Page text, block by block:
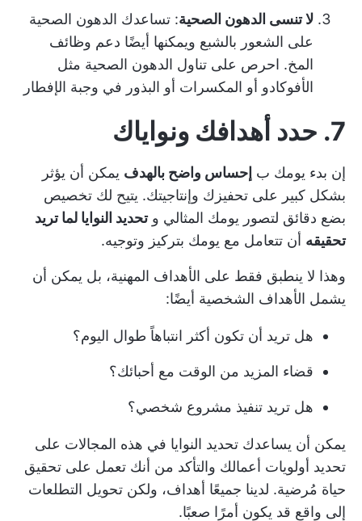
لا تنسى الدهون الصحية: تساعدك الدهون الصحية
على الشعور بالشبع ويمكنها أيضًا دعم وظائف
المخ. احرص على تناول الدهون الصحية مثل
الأفوكادو أو المكسرات أو البذور في وجبة الإفطار
7. حدد أهدافك ونواياك
إن بدء يومك ب إحساس واضح بالهدف يمكن أن يؤثر
بشكل كبير على تحفيزك وإنتاجيتك. يتيح لك تخصيص
بضع دقائق لتصور يومك المثالي وتحديد النوايا لما تريد
تحقيقه أن تتعامل مع يومك بتركيز وتوجيه.
وهذا لا ينطبق فقط على الأهداف المهنية، بل يمكن أن
يشمل الأهداف الشخصية أيضًا:
هل تريد أن تكون أكثر انتباهاً طوال اليوم؟
قضاء المزيد من الوقت مع أحبائك؟
هل تريد تنفيذ مشروع شخصي؟
يمكن أن يساعدك تحديد النوايا في هذه المجالات على
تحديد أولويات أعمالك والتأكد من أنك تعمل على تحقيق
حياة مُرضية. لدينا جميعًا أهداف، ولكن تحويل التطلعات
إلى واقع قد يكون أمرًا صعبًا.